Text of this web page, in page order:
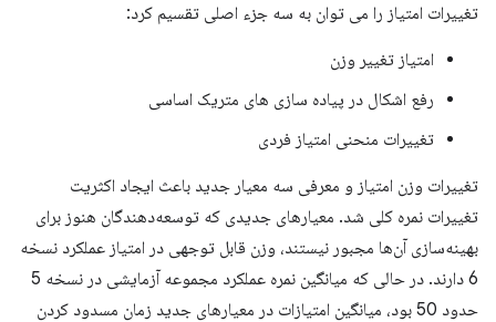
تغییرات امتیاز را می توان به سه جزء اصلی تقسیم کرد:
امتیاز تغییر وزن
رفع اشکال در پیاده سازی های متریک اساسی
تغییرات منحنی امتیاز فردی
تغییرات وزن امتیاز و معرفی سه معیار جدید باعث ایجاد اکثریت
تغییرات نمره کلی شد. معیارهای جدیدی که توسعه‌دهندگان هنوز برای
بهینه‌سازی آن‌ها مجبور نیستند، وزن قابل توجهی در امتیاز عملکرد نسخه
6 دارند. در حالی که میانگین نمره عملکرد مجموعه آزمایشی در نسخه 5
حدود 50 بود، میانگین امتیازات در معیارهای جدید زمان مسدود کردن